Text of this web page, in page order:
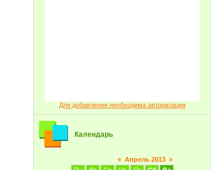
Для добавления необходима авторизация
Календарь
« Апрель 2013 »